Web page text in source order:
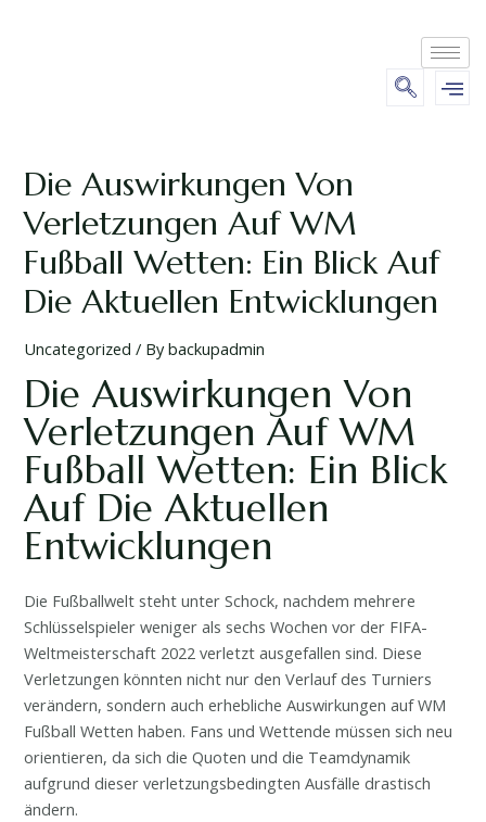
Die Auswirkungen Von
Verletzungen Auf WM
Fußball Wetten: Ein Blick Auf
Die Aktuellen Entwicklungen
Uncategorized / Bybackupadmin
Die Auswirkungen Von
Verletzungen Auf WM
Fußball Wetten: Ein Blick
Auf Die Aktuellen
Entwicklungen
Die Fußballwelt steht unter Schock, nachdem mehrere
Schlüsselspieler weniger als sechs Wochen vor der FIFA-
Weltmeisterschaft 2022 verletzt ausgefallen sind. Diese
Verletzungen könnten nicht nur den Verlauf des Turniers
verändern, sondern auch erhebliche Auswirkungen auf WM
Fußball Wetten haben. Fans und Wettende müssen sich neu
orientieren, da sich die Quoten und die Teamdynamik
aufgrund dieser verletzungsbedingten Ausfälle drastisch
ändern.